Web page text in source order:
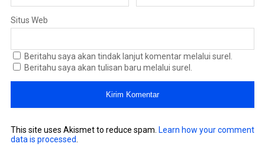
Situs Web
Beritahu saya akan tindak lanjut komentar melalui surel.
Beritahu saya akan tulisan baru melalui surel.
This site uses Akismet to reduce spam. Learn how your comment
data is processed